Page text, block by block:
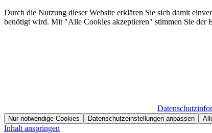
Durch die Nutzung dieser Website erklären Sie sich damit
benötigt wird. Mit "Alle Cookies akzeptieren" stimmen Sie der
Nur notwendige Cookies Datenschutzeinstellungen anpassen
Inhalt anspringen